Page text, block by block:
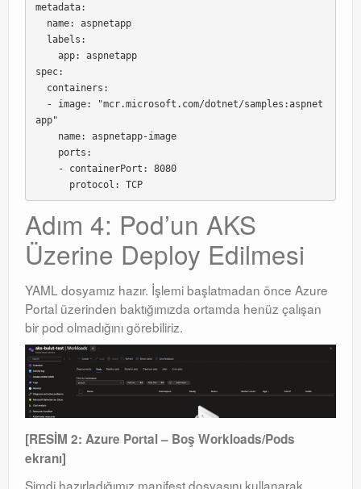
metadata:
spec:
app"
      protocol: TCP
Adım 4: Pod’un AKS
Üzerine Deploy Edilmesi
YAML dosyamız hazır. İşlemi başlatmadan önce Azure
Portal üzerinden baktığımızda ortamda henüz çalışan
bir pod olmadığını görebiliriz.
[RESİM 2: Azure Portal – Boş Workloads/Pods
ekranı]
Şimdi hazırladığımız manifest dosyasını kullanarak